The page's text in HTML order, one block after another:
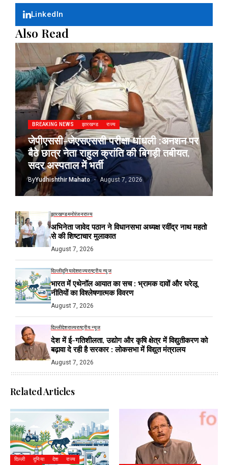
LinkedIn
Also Read
BREAKING NEWS झारखण्ड राज्य
जेपीएससी-जेएसएससी परीक्षा धांधली :अनशन पर
बैठे छात्र नेता राहुल क्रांति की बिगड़ी तबीयत,
सदर अस्पताल में भर्ती
ByYudhishthir Mahato August 7, 2026
झारखण्डमनोरंजनराज्य
अभिनेता जावेद पठान ने विधानसभा अध्यक्ष रवींद्र नाथ महतो
से की शिष्टाचार मुलाकात
August 7, 2026
दिल्लीदुनियादेशराज्यराष्ट्रीय न्यूज
भारत में एथेनॉल आयात का सच : भ्रामक दावों और घरेलू
नीतियों का विश्लेषणात्मक विवरण
August 7, 2026
दिल्लीदेशराज्यराष्ट्रीय न्यूज
देश में ई-गतिशीलता, उद्योग और कृषि क्षेत्र में विद्युतीकरण को
बढ़ावा दे रही है सरकार : लोकसभा में विद्युत मंत्रालय
August 7, 2026
Related Articles
दिल्ली दुनिया देश
राज्य